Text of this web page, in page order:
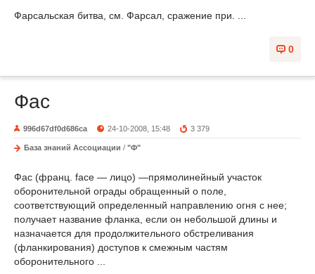
Фарсальская битва, см. Фарсал, сражение при. ...
0
Фас
996d67df0d686ca 24-10-2008, 15:48 3 379
База знаний Ассоциации / "Ф"
Фас (франц. face — лицо) —прямолинейный участок
оборонительной ограды обращенный о поле,
соответствующий определенный направлению огня с нее;
получает название фланка, если он небольшой длины и
назначается для продолжительного обстреливания
(фланкирования) доступов к смежным частям
оборонительного ...